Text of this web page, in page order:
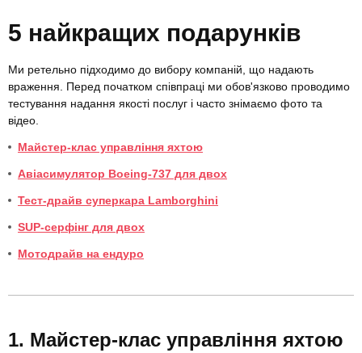
5 найкращих подарунків
Ми ретельно підходимо до вибору компаній, що надають
враження. Перед початком співпраці ми обов'язково проводимо
тестування надання якості послуг і часто знімаємо фото та
відео.
Майстер-клас управління яхтою
Авіасимулятор Boeing-737 для двох
Тест-драйв суперкара Lamborghini
SUP-серфінг для двох
Мотодрайв на ендуро
Майстер-клас управління яхтою